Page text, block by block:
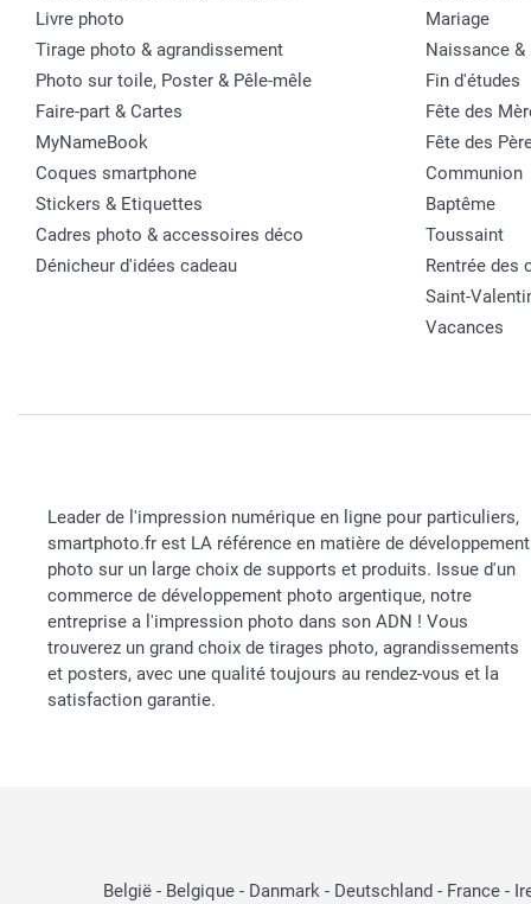
Livre photo
Tirage photo & agrandissement
Photo sur toile, Poster & Pêle-mêle
Faire-part & Cartes
MyNameBook
Coques smartphone
Stickers & Etiquettes
Cadres photo & accessoires déco
Dénicheur d'idées cadeau
Mariage
Naissance &
Fin d'études
Fête des
Fête des
Communion
Baptême
Toussaint
Rentrée des
Saint-
Vacances
Leader de l'impression numérique en ligne pour particuliers,
smartphoto.fr est LA référence en matière de développement
photo sur un large choix de supports et produits. Issue d'un
commerce de développement photo argentique, notre
entreprise a l'impression photo dans son ADN ! Vous
trouverez un grand choix de tirages photo, agrandissements
et posters, avec une qualité toujours au rendez-vous et la
satisfaction garantie.
België - Belgique - Danmark - Deutschland - France -